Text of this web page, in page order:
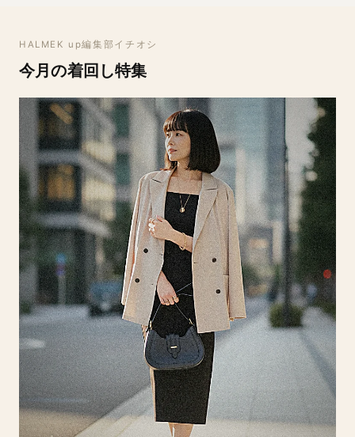
HALMEK up編集部イチオシ
今月の着回し特集